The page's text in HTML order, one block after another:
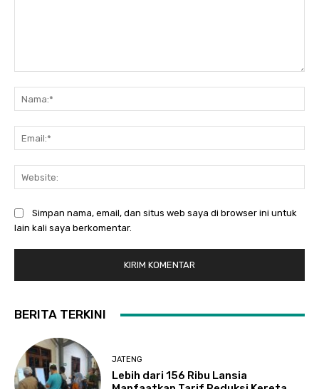
Simpan nama, email, dan situs web saya di browser ini untuk
lain kali saya berkomentar.
BERITA TERKINI
JATENG
Lebih dari 156 Ribu Lansia